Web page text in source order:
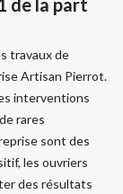
de la part
travaux de
Artisan Pierrot.
interventions
rares
sont des
les ouvriers
des résultats